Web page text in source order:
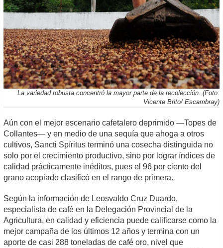
La variedad robusta concentró la mayor parte de la recolección. (Foto:
Vicente Brito/ Escambray)
Aún con el mejor escenario cafetalero deprimido —Topes de
Collantes— y en medio de una sequía que ahoga a otros
cultivos, Sancti Spíritus terminó una cosecha distinguida no
solo por el crecimiento productivo, sino por lograr índices de
calidad prácticamente inéditos, pues el 96 por ciento del
grano acopiado clasificó en el rango de primera.
Según la información de Leosvaldo Cruz Duardo,
especialista de café en la Delegación Provincial de la
Agricultura, en calidad y eficiencia puede calificarse como la
mejor campaña de los últimos 12 años y termina con un
aporte de casi 288 toneladas de café oro, nivel que